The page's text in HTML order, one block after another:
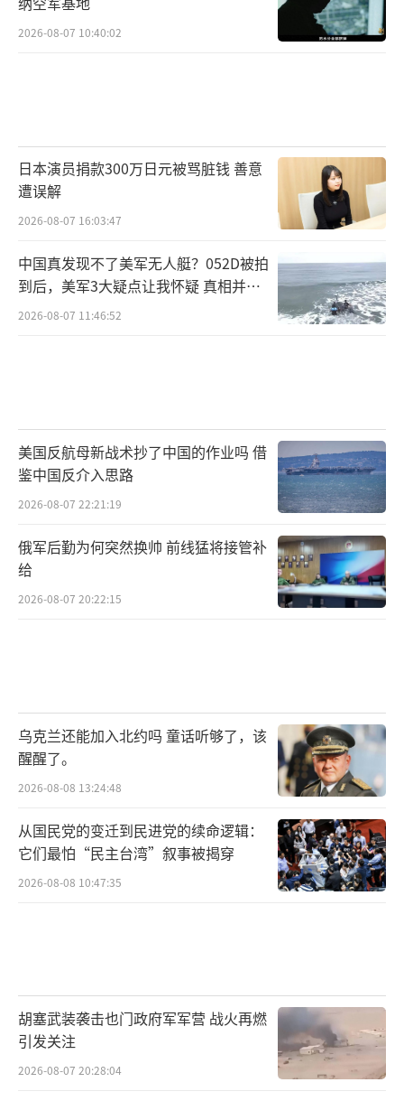
2026-08-07 10:40:02
日本演员捐款300万日元被骂脏钱 善意
遭误解
2026-08-07 16:03:47
中国真发现不了美军无人艇？052D被拍
到后，美军3大疑点让我怀疑 真相并非
如此
2026-08-07 11:46:52
美国反航母新战术抄了中国的作业吗 借
鉴中国反介入思路
2026-08-07 22:21:19
俄军后勤为何突然换帅 前线猛将接管补
给
2026-08-07 20:22:15
乌克兰还能加入北约吗 童话听够了，该
醒醒了。
2026-08-08 13:24:48
从国民党的变迁到民进党的续命逻辑：
它们最怕“民主台湾”叙事被揭穿
2026-08-08 10:47:35
胡塞武装袭击也门政府军军营 战火再燃
引发关注
2026-08-07 20:28:04